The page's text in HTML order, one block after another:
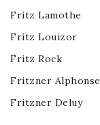
Fritz Lamothe
Fritz Louizor
Fritz Rock
Fritzner Alphonse
Fritzner Deluy